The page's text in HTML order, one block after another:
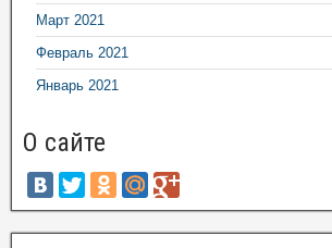
Март 2021
Февраль 2021
Январь 2021
О сайте